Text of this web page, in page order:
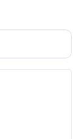
при
аж
переконалися